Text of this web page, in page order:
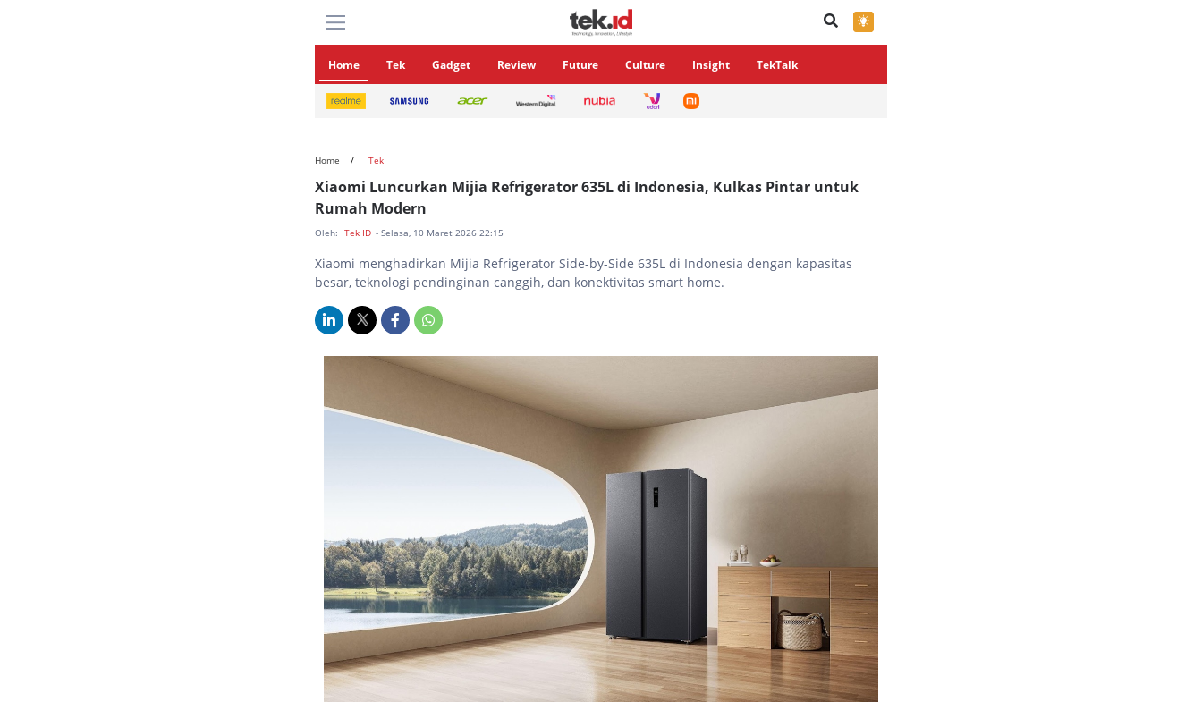
×
Home Tek Gadget Review Future Culture Insight TekTalk
Home Tek
Xiaomi Luncurkan Mijia Refrigerator 635L di Indonesia, Kulkas Pintar untuk
Rumah Modern
Oleh: Tek ID - Selasa, 10 Maret 2026 22:15
Xiaomi menghadirkan Mijia Refrigerator Side-by-Side 635L di Indonesia dengan kapasitas
besar, teknologi pendinginan canggih, dan konektivitas smart home.